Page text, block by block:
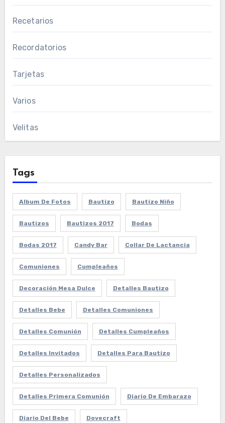
Recetarios
Recordatorios
Tarjetas
Varios
Velitas
Tags
Album De Fotos Bautizo Bautizo Niño
Bautizos Bautizos 2017 Bodas
Bodas 2017 Candy Bar Collar De Lactancia
Comuniones Cumpleaños
Decoración Mesa Dulce Detalles Bautizo
Detalles Bebe Detalles Comuniones
Detalles Comunión Detalles Cumpleaños
Detalles Invitados Detalles Para Bautizo
Detalles Personalizados
Detalles Primera Comunión Diario De Embarazo
Diario Del Bebe Dovecraft